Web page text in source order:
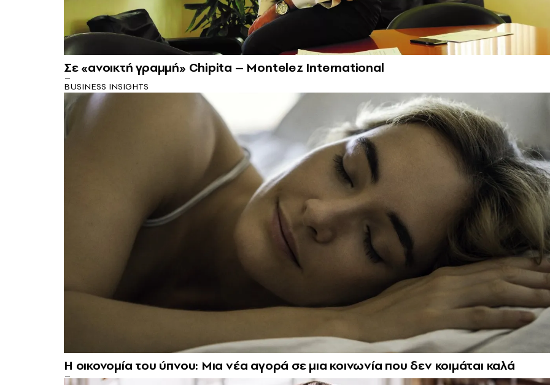
Σε «ανοικτή γραμμή» Chipita – Montelez International
BUSINESS INSIGHTS
Η οικονομία του ύπνου: Μια νέα αγορά σε μια κοινωνία που δεν κοιμάται καλά